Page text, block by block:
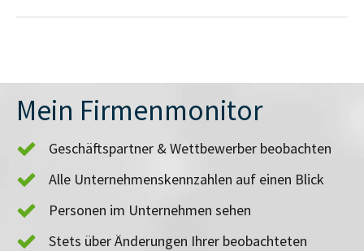
Mein Firmenmonitor
Geschäftspartner & Wettbewerber beobachten
Alle Unternehmenskennzahlen auf einen Blick
Personen im Unternehmen sehen
Stets über Änderungen Ihrer beobachteten